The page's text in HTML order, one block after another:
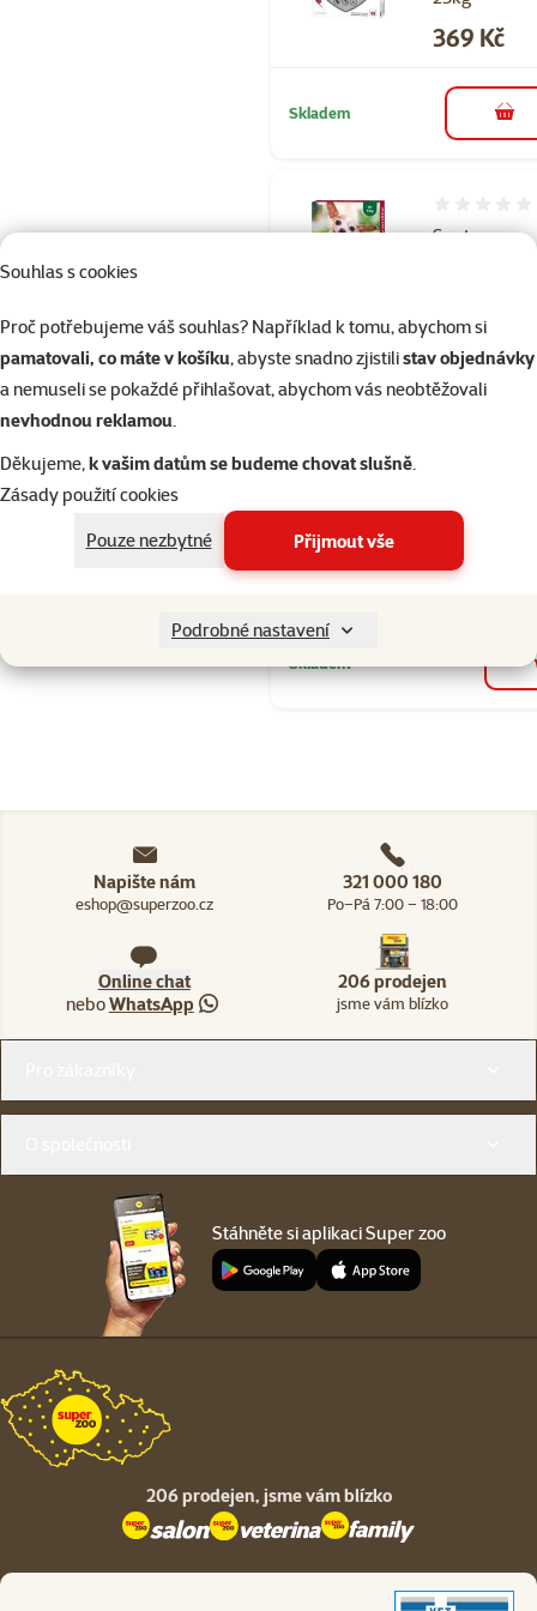
Souhlas s cookies
Proč potřebujeme váš souhlas? Například k tomu, abychom si
pamatovali, co máte v košíku, abyste snadno zjistilistav objednávky
a nemuseli se pokaždé přihlašovat, abychom vás neobtěžovali
nevhodnou reklamou.
Děkujeme,k vašim datům se budeme chovat slušně.
Zásady použití cookies
Pouze nezbytné
Přijmout vše
Podrobné nastavení
Cena
369 Kč
Skladem do
Spot-on
Skladem
Spot-on
Cena
319 Kč
Skladem
Napište nám
eshop@superzoo.cz
321 000 180
Po–Pá 7:00 – 18:00
Online chat
neboWhatsApp
206 prodejen
jsme vám blízko
Stáhněte si aplikaci Super zoo
206 prodejen, jsme vám blízko